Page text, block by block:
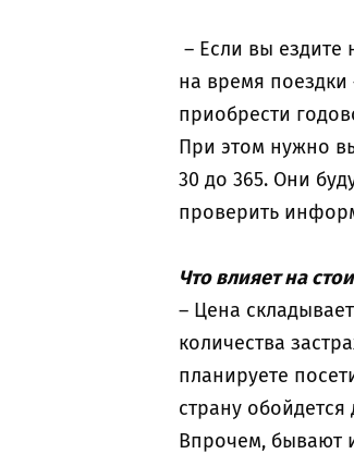
– Если вы ездите
на время поездки
приобрести
При этом нужно
30 до 365. Они
проверить
Что влияет на
– Цена
количества
планируете
страну
Впрочем, бывают